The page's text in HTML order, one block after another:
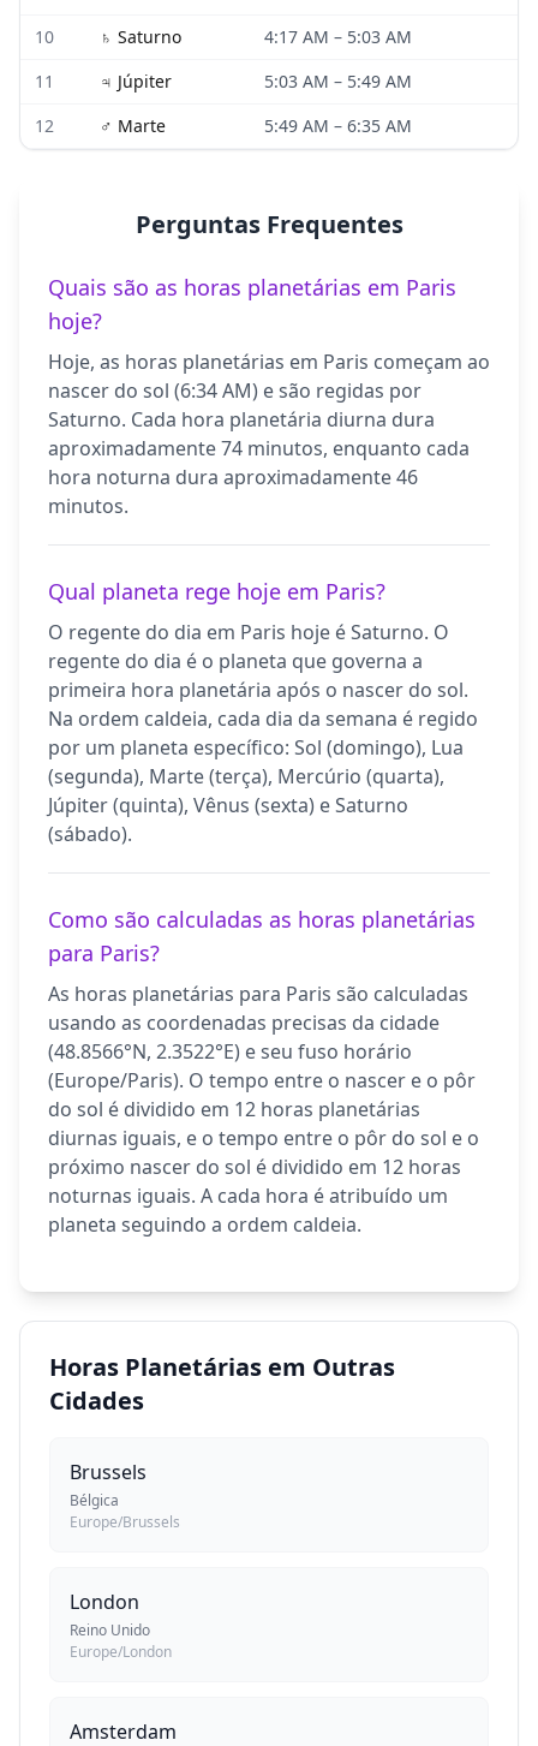
10
♄ Saturno 4:17 AM – 5:03 AM
11
♃ Júpiter 5:03 AM – 5:49 AM
12
♂ Marte 5:49 AM – 6:35 AM
Perguntas Frequentes
Quais são as horas planetárias em Paris
hoje?
Hoje, as horas planetárias em Paris começam ao
nascer do sol (6:34 AM) e são regidas por
Saturno. Cada hora planetária diurna dura
aproximadamente 74 minutos, enquanto cada
hora noturna dura aproximadamente 46
minutos.
Qual planeta rege hoje em Paris?
O regente do dia em Paris hoje é Saturno. O
regente do dia é o planeta que governa a
primeira hora planetária após o nascer do sol.
Na ordem caldeia, cada dia da semana é regido
por um planeta específico: Sol (domingo), Lua
(segunda), Marte (terça), Mercúrio (quarta),
Júpiter (quinta), Vênus (sexta) e Saturno
(sábado).
Como são calculadas as horas planetárias
para Paris?
As horas planetárias para Paris são calculadas
usando as coordenadas precisas da cidade
(48.8566°N, 2.3522°E) e seu fuso horário
(Europe/Paris). O tempo entre o nascer e o pôr
do sol é dividido em 12 horas planetárias
diurnas iguais, e o tempo entre o pôr do sol e o
próximo nascer do sol é dividido em 12 horas
noturnas iguais. A cada hora é atribuído um
planeta seguindo a ordem caldeia.
Horas Planetárias em Outras
Cidades
Brussels
Bélgica
Europe/Brussels
London
Reino Unido
Europe/London
Amsterdam